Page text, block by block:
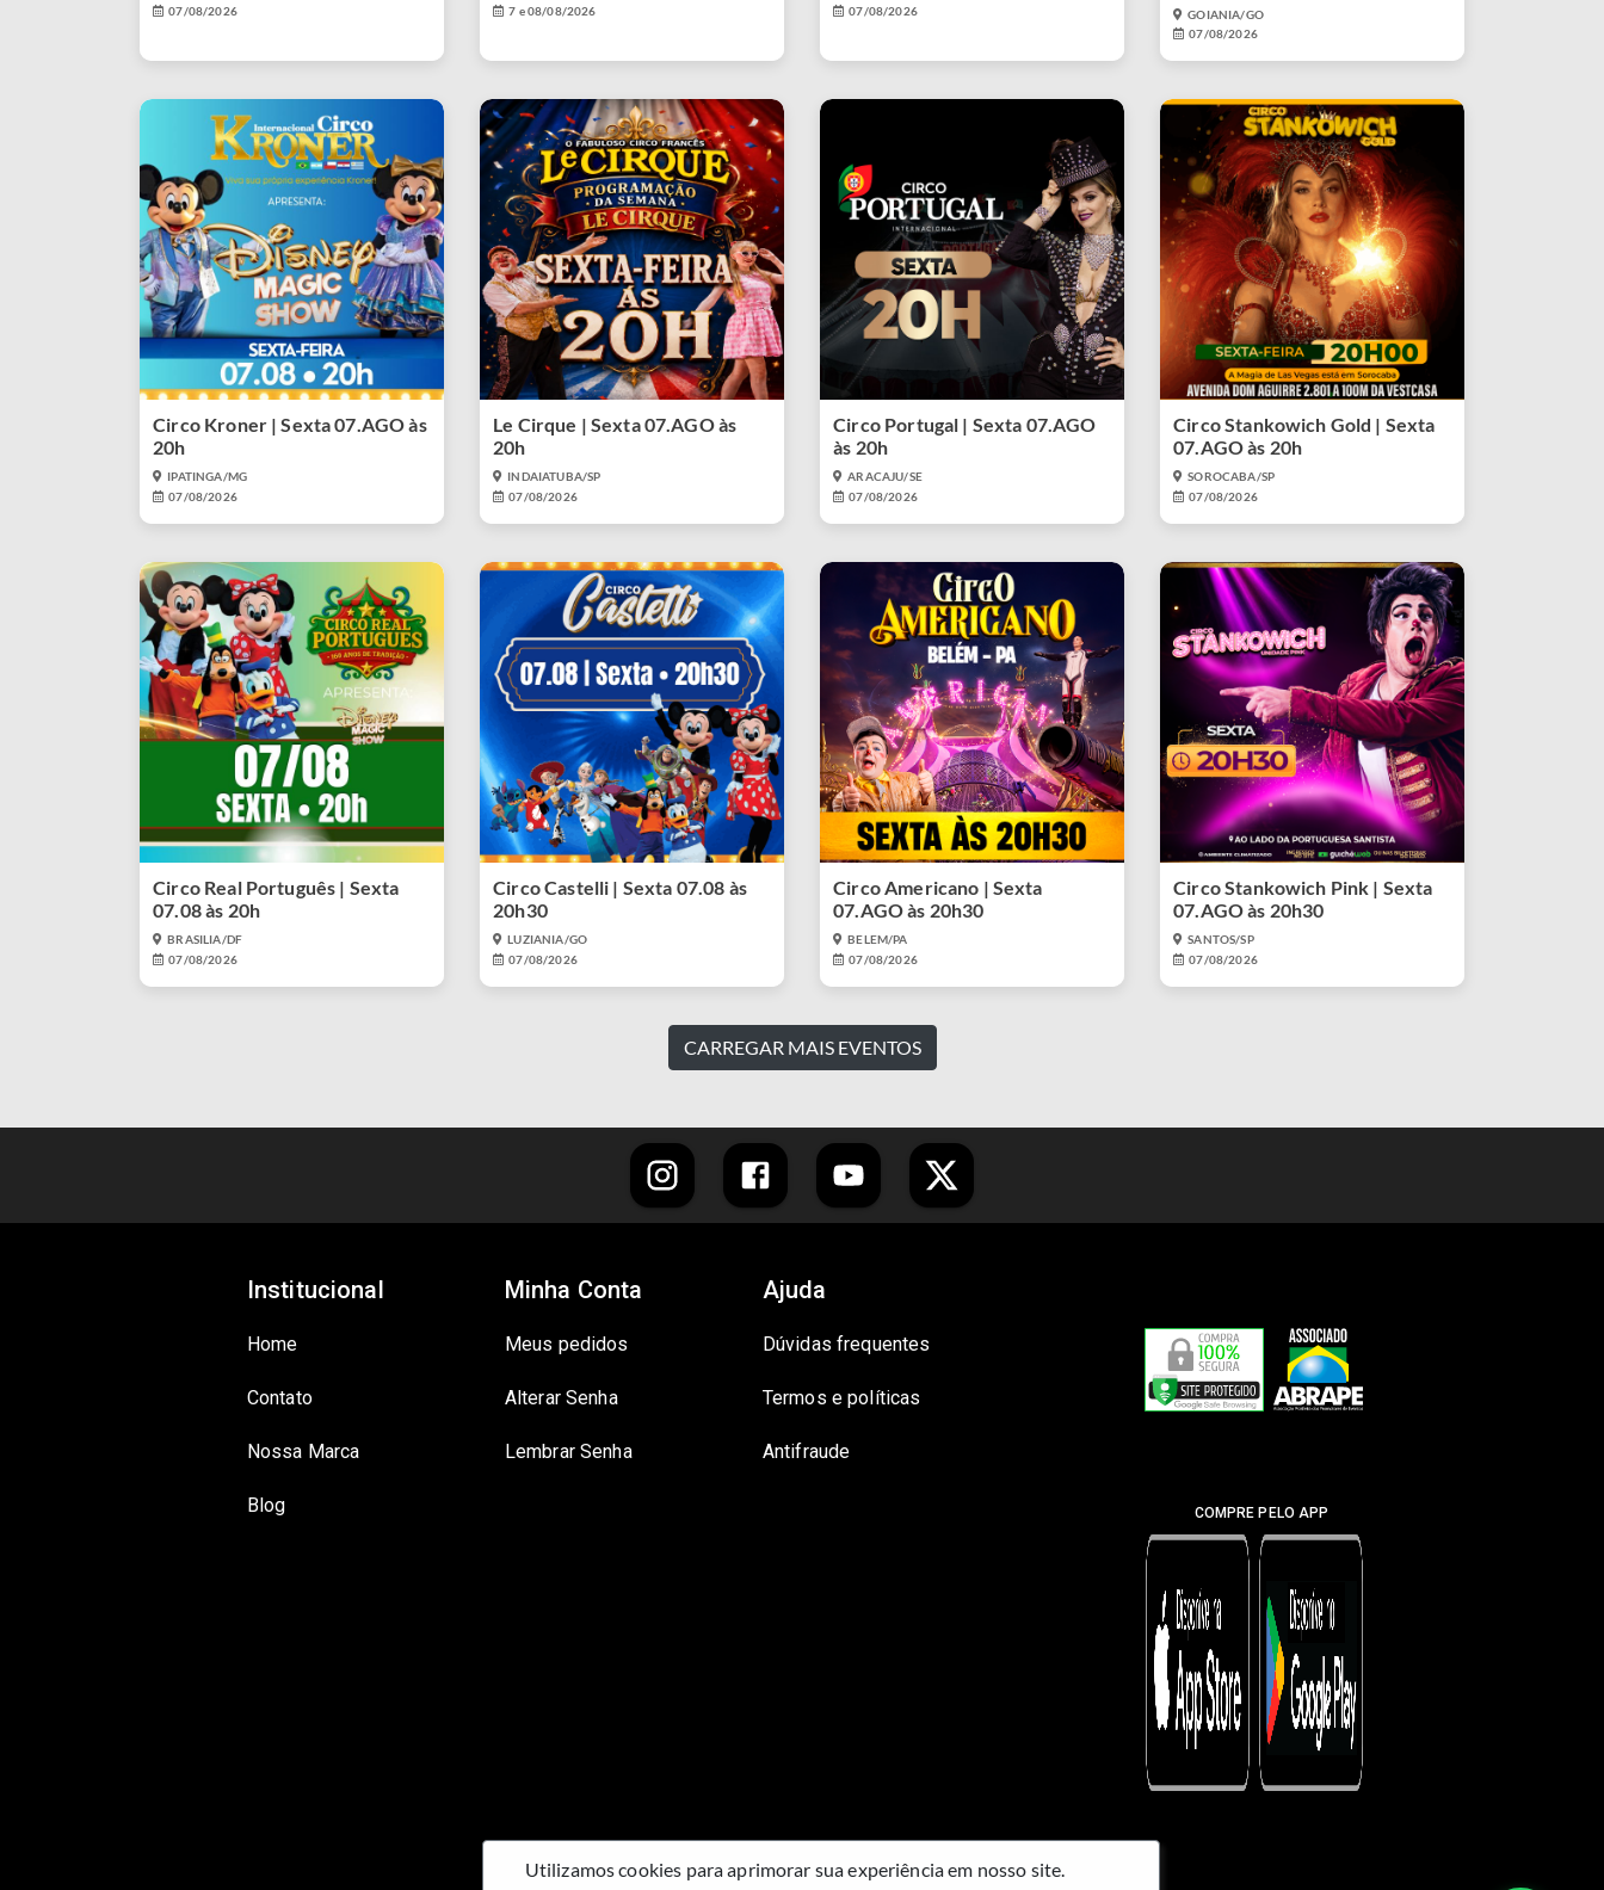
07/08/2026
7 e 08/08/2026
07/08/2026
GOIANIA/GO
07/08/2026
Circo Kroner | Sexta 07.AGO às
20h
IPATINGA/MG
07/08/2026
Le Cirque | Sexta 07.AGO às
20h
INDAIATUBA/SP
07/08/2026
Circo Portugal | Sexta 07.AGO
às 20h
ARACAJU/SE
07/08/2026
Circo Stankowich Gold | Sexta
07.AGO às 20h
SOROCABA/SP
07/08/2026
Circo Real Português | Sexta
07.08 às 20h
BRASILIA/DF
07/08/2026
Circo Castelli | Sexta 07.08 às
20h30
LUZIANIA/GO
07/08/2026
Circo Americano | Sexta
07.AGO às 20h30
BELEM/PA
07/08/2026
Circo Stankowich Pink | Sexta
07.AGO às 20h30
SANTOS/SP
07/08/2026
CARREGAR MAIS EVENTOS
Utilizamos cookies para aprimorar sua experiência em nosso site.
Institucional
Home
Contato
Nossa Marca
Blog
Minha Conta
Meus pedidos
Alterar Senha
Lembrar Senha
Ajuda
Dúvidas frequentes
Termos e políticas
Antifraude
COMPRE PELO APP